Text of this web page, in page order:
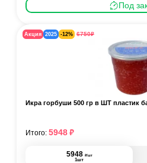
Под
Акция 2025 -12% 6750₽
Икра горбуши 500 гр в ШТ пластик
5948 ₽/шт
1шт
Итого: 5948₽